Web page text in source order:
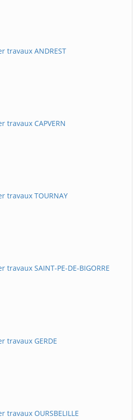
travaux ANDREST
travaux CAPVERN
travaux TOURNAY
SAINT-PE-DE-BIGORRE
travaux GERDE
travaux OURSBELILLE